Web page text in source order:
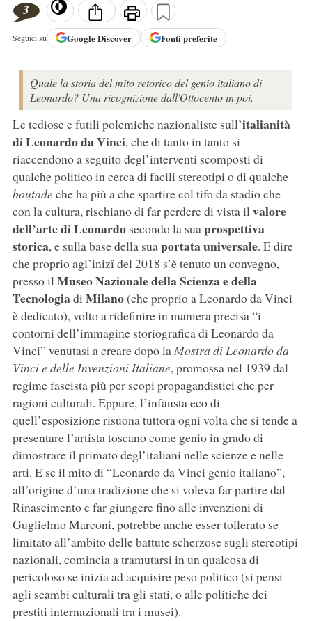
3
Seguici su GoogleDiscover Fonti preferite
Quale la storia del mito retorico del genio italiano di
Leonardo? Una ricognizione dall'Ottocento in poi.
Le tediose e futili polemiche nazionaliste sull’italianità
di Leonardo da Vinci, che di tanto in tanto si
riaccendono a seguito degl’interventi scomposti di
qualche politico in cerca di facili stereotipi o di qualche
boutadeche ha più a che spartire col tifo da stadio che
con la cultura, rischiano di far perdere di vista ilvalore
dell’arte di Leonardosecondo la suaprospettiva
storica, e sulla base della suaportata universale. E dire
che proprio agl’inizî del 2018 s’è tenuto un convegno,
presso ilMuseo Nazionale della Scienza e della
Tecnologiadi Milano(che proprio a Leonardo da Vinci
è dedicato), volto a ridefinire in maniera precisa “i
contorni dell’immagine storiografica di Leonardo da
Vinci” venutasi a creare dopo laMostra di Leonardo da
Vinci e delle Invenzioni Italiane, promossa nel 1939 dal
regime fascista più per scopi propagandistici che per
ragioni culturali. Eppure, l’infausta eco di
quell’esposizione risuona tuttora ogni volta che si tende a
presentare l’artista toscano come genio in grado di
dimostrare il primato degl’italiani nelle scienze e nelle
arti. E se il mito di “Leonardo da Vinci genio italiano”,
all’origine d’una tradizione che si voleva far partire dal
Rinascimento e far giungere fino alle invenzioni di
Guglielmo Marconi, potrebbe anche esser tollerato se
limitato all’ambito delle battute scherzose sugli stereotipi
nazionali, comincia a tramutarsi in un qualcosa di
pericoloso se inizia ad acquisire peso politico (si pensi
agli scambi culturali tra gli stati, o alle politiche dei
prestiti internazionali tra i musei).